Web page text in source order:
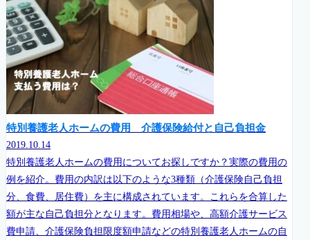
特別養護老人ホームの費用 介護保険給付と自己負担金
2019.10.14
特別養護老人ホームの費用についてお探しですか？実際の費用の
例を紹介。費用の内訳は以下のような3種類（介護保険自己負担
分、食費、居住費）を主に構成されています。これらを合算した
額が主な自己負担分となります。費用相場や、高額介護サービス
費申請、介護保険負担限度額申請などの特別養護老人ホームの自